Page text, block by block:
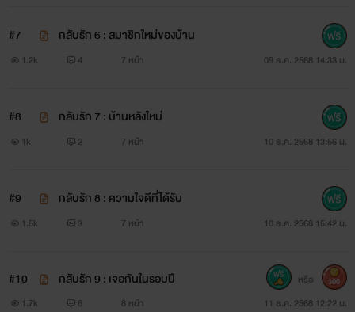
#7 กลับรัก 6 : สมาชิกใหม่ของบ้าน
1.2k 4 7 หน้า 09 ธ.ค. 2568 14:33 น.
#8 กลับรัก 7 : บ้านหลังใหม่
1k 2 7 หน้า 10 ธ.ค. 2568 13:56 น.
#9 กลับรัก 8 : ความใจดีที่ได้รับ
1.5k 3 7 หน้า 10 ธ.ค. 2568 15:42 น.
#10 กลับรัก 9 : เจอกันในรอบปี
1.7k 6 8 หน้า 11 ธ.ค. 2568 12:22 น.
หรือ 300